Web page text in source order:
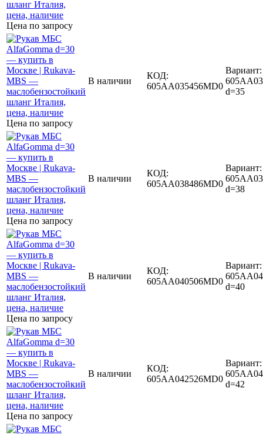
Цена по запросу
Цена по запросу
В наличии
КОД:
605AA035456MD0
Вариант:
d=35
Цена по запросу
В наличии
КОД:
605AA038486MD0
Вариант:
d=38
Цена по запросу
В наличии
КОД:
605AA040506MD0
Вариант:
d=40
Цена по запросу
В наличии
КОД:
605AA042526MD0
Вариант:
d=42